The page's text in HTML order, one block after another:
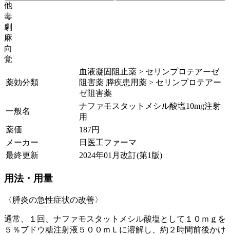
他
毒
劇
麻
向
覚
薬効分類
血液凝固阻止薬 > セリンプロテアーゼ
阻害薬 膵疾患用薬 > セリンプロテアー
ゼ阻害薬
一般名
ナファモスタットメシル酸塩10mg注射
用
薬価
187円
メーカー
日医工ファーマ
最終更新
2024年01月改訂(第1版)
用法・用量
〈膵炎の急性症状の改善〉
通常、１回、ナファモスタットメシル酸塩として１０ｍｇを
５％ブドウ糖注射液５００ｍＬに溶解し、約２時間前後かけ